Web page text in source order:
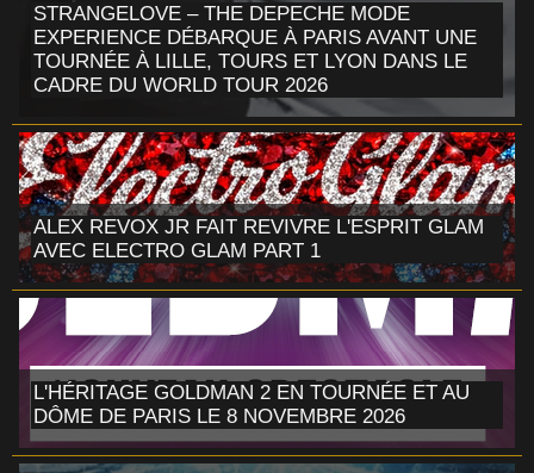
STRANGELOVE – THE DEPECHE MODE
EXPERIENCE DÉBARQUE À PARIS AVANT UNE
TOURNÉE À LILLE, TOURS ET LYON DANS LE
CADRE DU WORLD TOUR 2026
ALEX REVOX JR FAIT REVIVRE L'ESPRIT GLAM
AVEC ELECTRO GLAM PART 1
L'HÉRITAGE GOLDMAN 2 EN TOURNÉE ET AU
DÔME DE PARIS LE 8 NOVEMBRE 2026